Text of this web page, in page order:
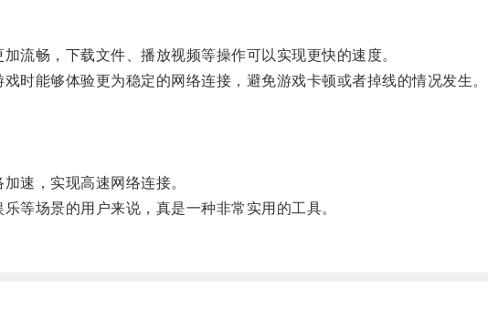
畅，下载文件、播放视频等操作可以实现更快的速度。
能够体验更为稳定的网络连接，避免游戏卡顿或者掉线的情况发生。
速，实现高速网络连接。
场景的用户来说，真是一种非常实用的工具。